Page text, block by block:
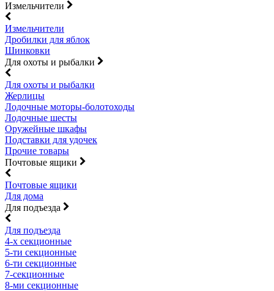
Измельчители
Измельчители
Дробилки для яблок
Шинковки
Для охоты и рыбалки
Для охоты и рыбалки
Жерлицы
Лодочные моторы-болотоходы
Лодочные шесты
Оружейные шкафы
Подставки для удочек
Прочие товары
Почтовые ящики
Почтовые ящики
Для дома
Для подъезда
Для подъезда
4-х секционные
5-ти секционные
6-ти секционные
7-секционные
8-ми секционные